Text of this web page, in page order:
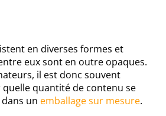
en diverses formes et
eux sont en outre opaques.
il est donc souvent
quantité de contenu se
un emballage sur mesure.